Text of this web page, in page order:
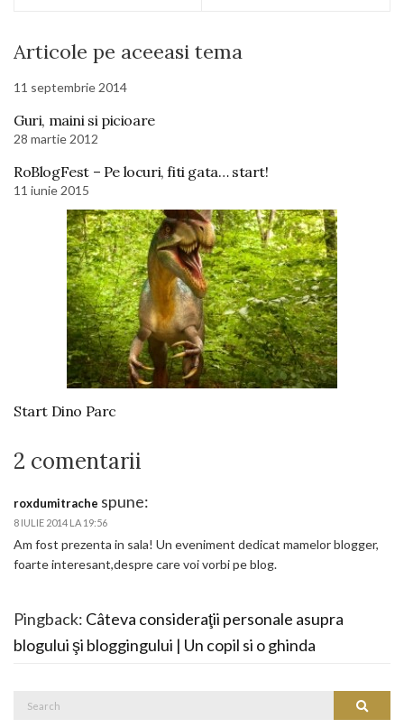
Articole pe aceeasi tema
11 septembrie 2014
Guri, maini si picioare
28 martie 2012
RoBlogFest – Pe locuri, fiti gata… start!
11 iunie 2015
Start Dino Parc
2 comentarii
roxdumitrache spune:
8 IULIE 2014 LA 19:56
Am fost prezenta in sala! Un eveniment dedicat mamelor blogger,
foarte interesant,despre care voi vorbi pe blog.
Pingback: Câteva consideraţii personale asupra
blogului şi bloggingului | Un copil si o ghinda
Search